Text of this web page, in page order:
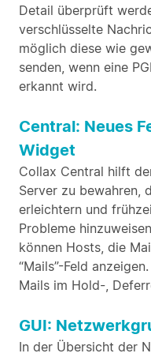
Detail überprüft
verschlüsselte
möglich diese wie
senden, wenn eine
erkannt wird.
Central: Neues
Widget
Collax Central hilft
Server zu bewahren,
erleichtern und
Probleme
können Hosts, die
“Mails”-Feld
Mails im Hold-,
GUI:
In der Übersicht der